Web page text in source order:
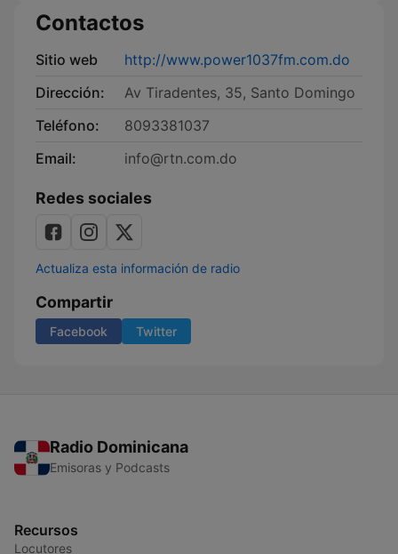
Contactos
Sitio web
http://www.power1037fm.com.do
Dirección:
Av Tiradentes, 35, Santo Domingo
Teléfono:
8093381037
Email:
info@rtn.com.do
Redes sociales
Actualiza esta información de radio
Compartir
Facebook Twitter
Radio Dominicana
Emisoras y Podcasts
Recursos
Locutores